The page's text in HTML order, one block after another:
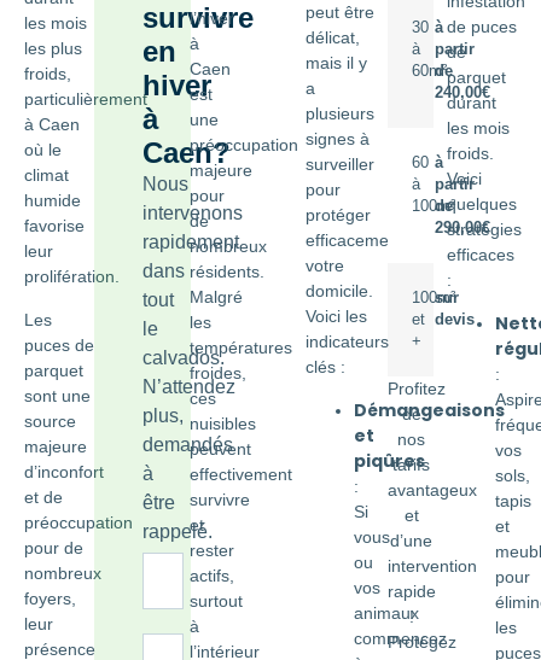
les mois
les plus
froids,
particulièrement
à Caen
où le
climat
humide
favorise
leur
prolifération.
Les
puces de
parquet
sont une
source
majeure
d’inconfort
et de
préoccupation
pour de
nombreux
foyers,
leur
présence
survivre
en
hiver
à
Caen?
Nous
intervenons
rapidement
dans
tout
le
calvados.
N’attendez
plus,
demandés
à
être
rappelé.
l’hiver
à
Caen
est
une
préoccupation
majeure
pour
de
nombreux
résidents.
Malgré
les
températures
froides,
ces
nuisibles
peuvent
effectivement
survivre
et
rester
actifs,
surtout
à
l’intérieur
peut être
délicat,
mais il y
a
plusieurs
signes à
surveiller
pour
protéger
efficacement
votre
domicile.
Voici les
indicateurs
clés :
Démangeaisons
et
piqûres
:
Si
vous
ou
vos
animaux
commencez
30
à
60m²
à
partir
de
240,00€
60
à
100m²
à
partir
de
290,00€
100m²
et
+
sur
devis
Profitez
de
nos
tarifs
avantageux
et
d’une
intervention
rapide
!
Protégez
de puces
de
parquet
durant
les mois
froids.
Voici
quelques
stratégies
efficaces
:
:
vos
sols,
tapis
et
pour
les
puces